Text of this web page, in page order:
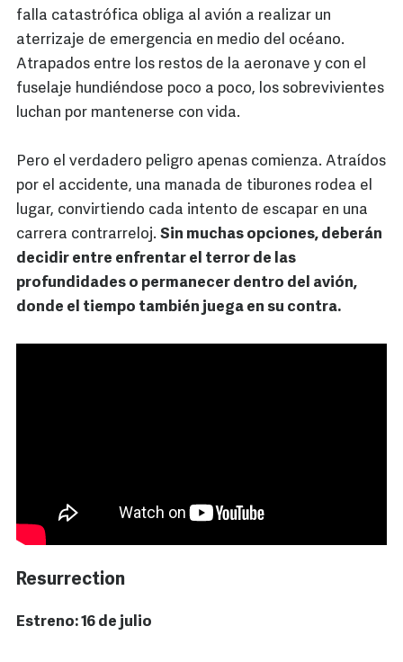
falla catastrófica obliga al avión a realizar un
aterrizaje de emergencia en medio del océano.
Atrapados entre los restos de la aeronave y con el
fuselaje hundiéndose poco a poco, los sobrevivientes
luchan por mantenerse con vida.
Pero el verdadero peligro apenas comienza. Atraídos
por el accidente, una manada de tiburones rodea el
lugar, convirtiendo cada intento de escapar en una
carrera contrarreloj. Sin muchas opciones, deberán
decidir entre enfrentar el terror de las
profundidades o permanecer dentro del avión,
donde el tiempo también juega en su contra.
Resurrection
Estreno: 16 de julio